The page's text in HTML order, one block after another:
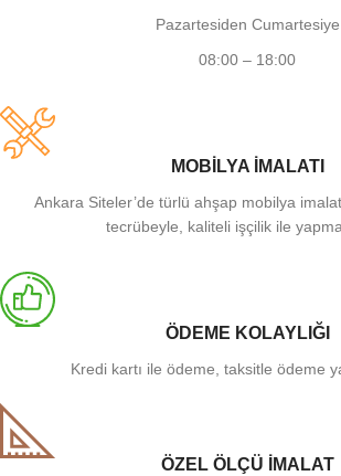
Pazartesiden Cumartesiye
08:00 – 18:00
MOBİLYA İMALATI
Ankara Siteler’de türlü ahşap mobilya
tecrübeyle, kaliteli işçilik ile
ÖDEME KOLAYLIĞI
Kredi kartı ile ödeme, taksitle ödeme
ÖZEL ÖLÇÜ İMALAT